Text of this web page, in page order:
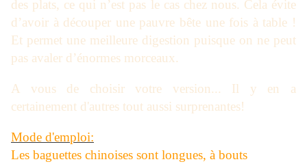
des plats, ce qui n’est pas le cas chez nous. Cela évite
d’avoir à découper une pauvre bête une fois à table !
Et permet une meilleure digestion puisque on ne peut
pas avaler d’énormes morceaux.
A vous de choisir votre version... Il y en a
certainement d'autres tout aussi surprenantes!
Mode d'emploi:
Les baguettes chinoises sont longues, à bouts